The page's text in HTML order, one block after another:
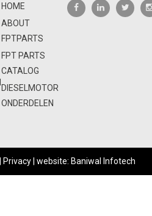
HOME
ABOUT
FPTPARTS
FPT PARTS
CATALOG
DIESELMOTOR
ONDERDELEN
Privacy| website: Baniwal Infotech